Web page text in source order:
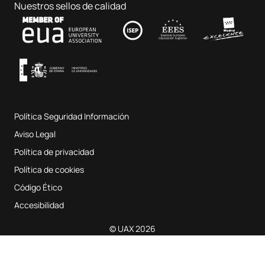
Ciencias de la Educación
Música y Artes Escénicas
Fab Lab UAX
Aulas de Música
Contacto
Condiciones y términos del servicio
Sistema interno de garantía de calidad
Mapa del sitio web
Nuestros sellos de calidad
© UAX 2026
Política Seguridad Información
Aviso Legal
Política de privacidad
Política de cookies
Código Ético
Accesibilidad